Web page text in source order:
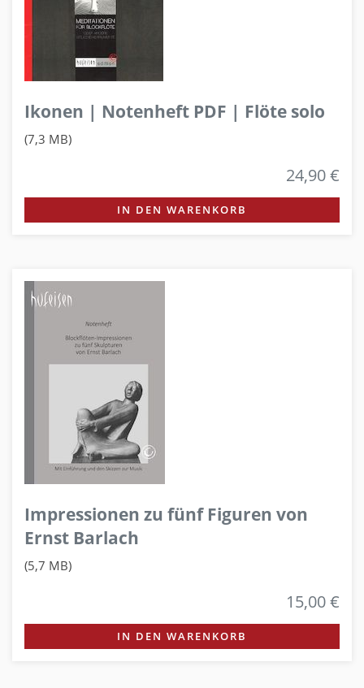
Ikonen | Notenheft PDF | Flöte solo
(7,3 MB)
24,90 €
IN DEN WARENKORB
Impressionen zu fünf Figuren von
Ernst Barlach
(5,7 MB)
15,00 €
IN DEN WARENKORB